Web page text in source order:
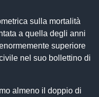
sulla mortalità
a quella degli anni
superiore
nel suo bollettino di
almeno il doppio di